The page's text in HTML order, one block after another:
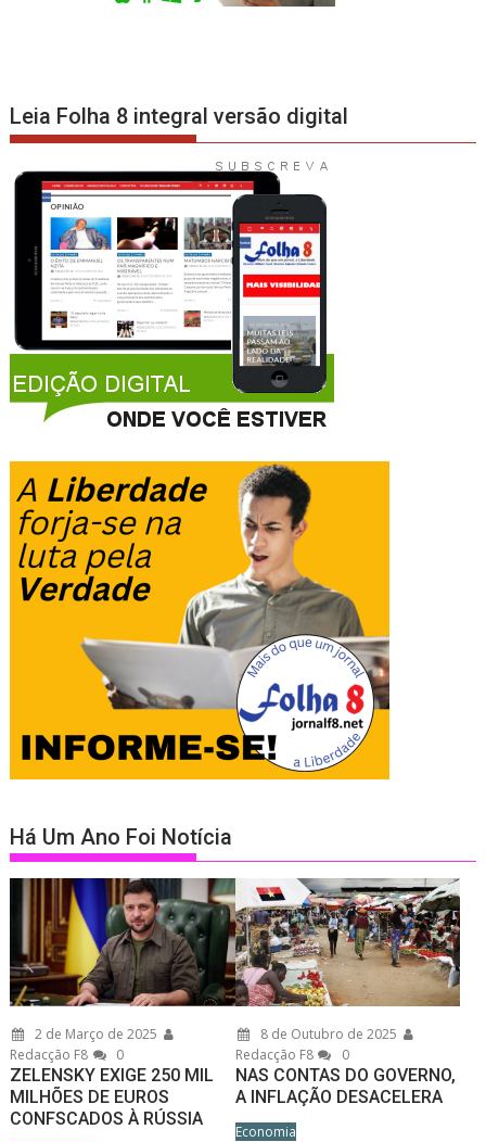
Leia Folha 8 integral versão digital
Há Um Ano Foi Notícia
2 de Março de 2025
Redacção F8
0
ZELENSKY EXIGE 250 MIL
MILHÕES DE EUROS
CONFSCADOS À RÚSSIA
8 de Outubro de 2025
Redacção F8
0
NAS CONTAS DO GOVERNO,
A INFLAÇÃO DESACELERA
Economia